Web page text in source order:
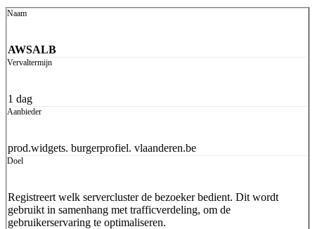
AWSALB
1 dag
prod.widgets. burgerprofiel. vlaanderen.be
Registreert welk servercluster de bezoeker bedient. Dit wordt
gebruikt in samenhang met trafficverdeling, om de
gebruikerservaring te optimaliseren.